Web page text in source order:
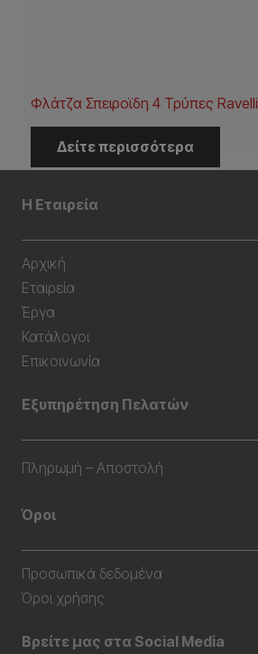
Φλάτζα Σπειροϊδη 4 Τρύπες Ravelli
Δείτε περισσότερα
Η Εταιρεία
Αρχική
Εταιρεία
Έργα
Κατάλογοι
Επικοινωνία
Εξυπηρέτηση Πελατών
Πληρωμή – Αποστολή
Όροι
Προσωπικά δεδομένα
Όροι χρήσης
Βρείτε μας στα Social Media